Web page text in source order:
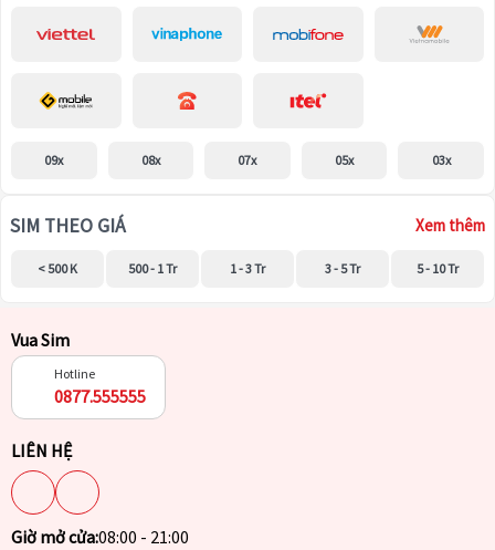
09x 08x 07x 05x 03x
SIM THEO GIÁ Xem thêm
< 500 K 500 - 1 Tr 1 - 3 Tr 3 - 5 Tr 5 - 10 Tr
Vua Sim
Hotline
0877.555555
LIÊN HỆ
Giờ mở cửa:08:00 - 21:00